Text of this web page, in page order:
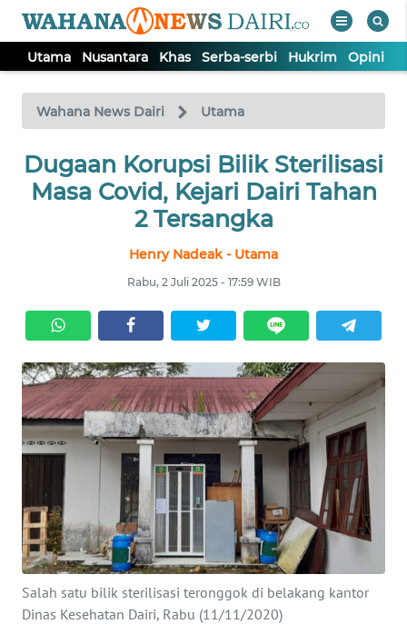
Utama Nusantara Khas Serba-serbi Hukrim Opini
Wahana News Dairi Utama
Dugaan Korupsi Bilik Sterilisasi
Masa Covid, Kejari Dairi Tahan
2 Tersangka
Henry Nadeak - Utama
Rabu, 2 Juli 2025 - 17:59 WIB
Salah satu bilik sterilisasi teronggok di belakang kantor
Dinas Kesehatan Dairi, Rabu (11/11/2020)
TV
Tutup
UTAMA
SERBA-
SERBI
HUKRIM
OPINI
INDEKS
BERITA
KONTAK
KAMI